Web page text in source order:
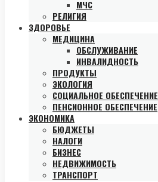
МЧС
РЕЛИГИЯ
ЗДОРОВЬЕ
МЕДИЦИНА
ОБСЛУЖИВАНИЕ
ИНВАЛИДНОСТЬ
ПРОДУКТЫ
ЭКОЛОГИЯ
СОЦИАЛЬНОЕ ОБЕСПЕЧЕНИЕ
ПЕНСИОННОЕ ОБЕСПЕЧЕНИЕ
ЭКОНОМИКА
БЮДЖЕТЫ
НАЛОГИ
БИЗНЕС
НЕДВИЖИМОСТЬ
ТРАНСПОРТ